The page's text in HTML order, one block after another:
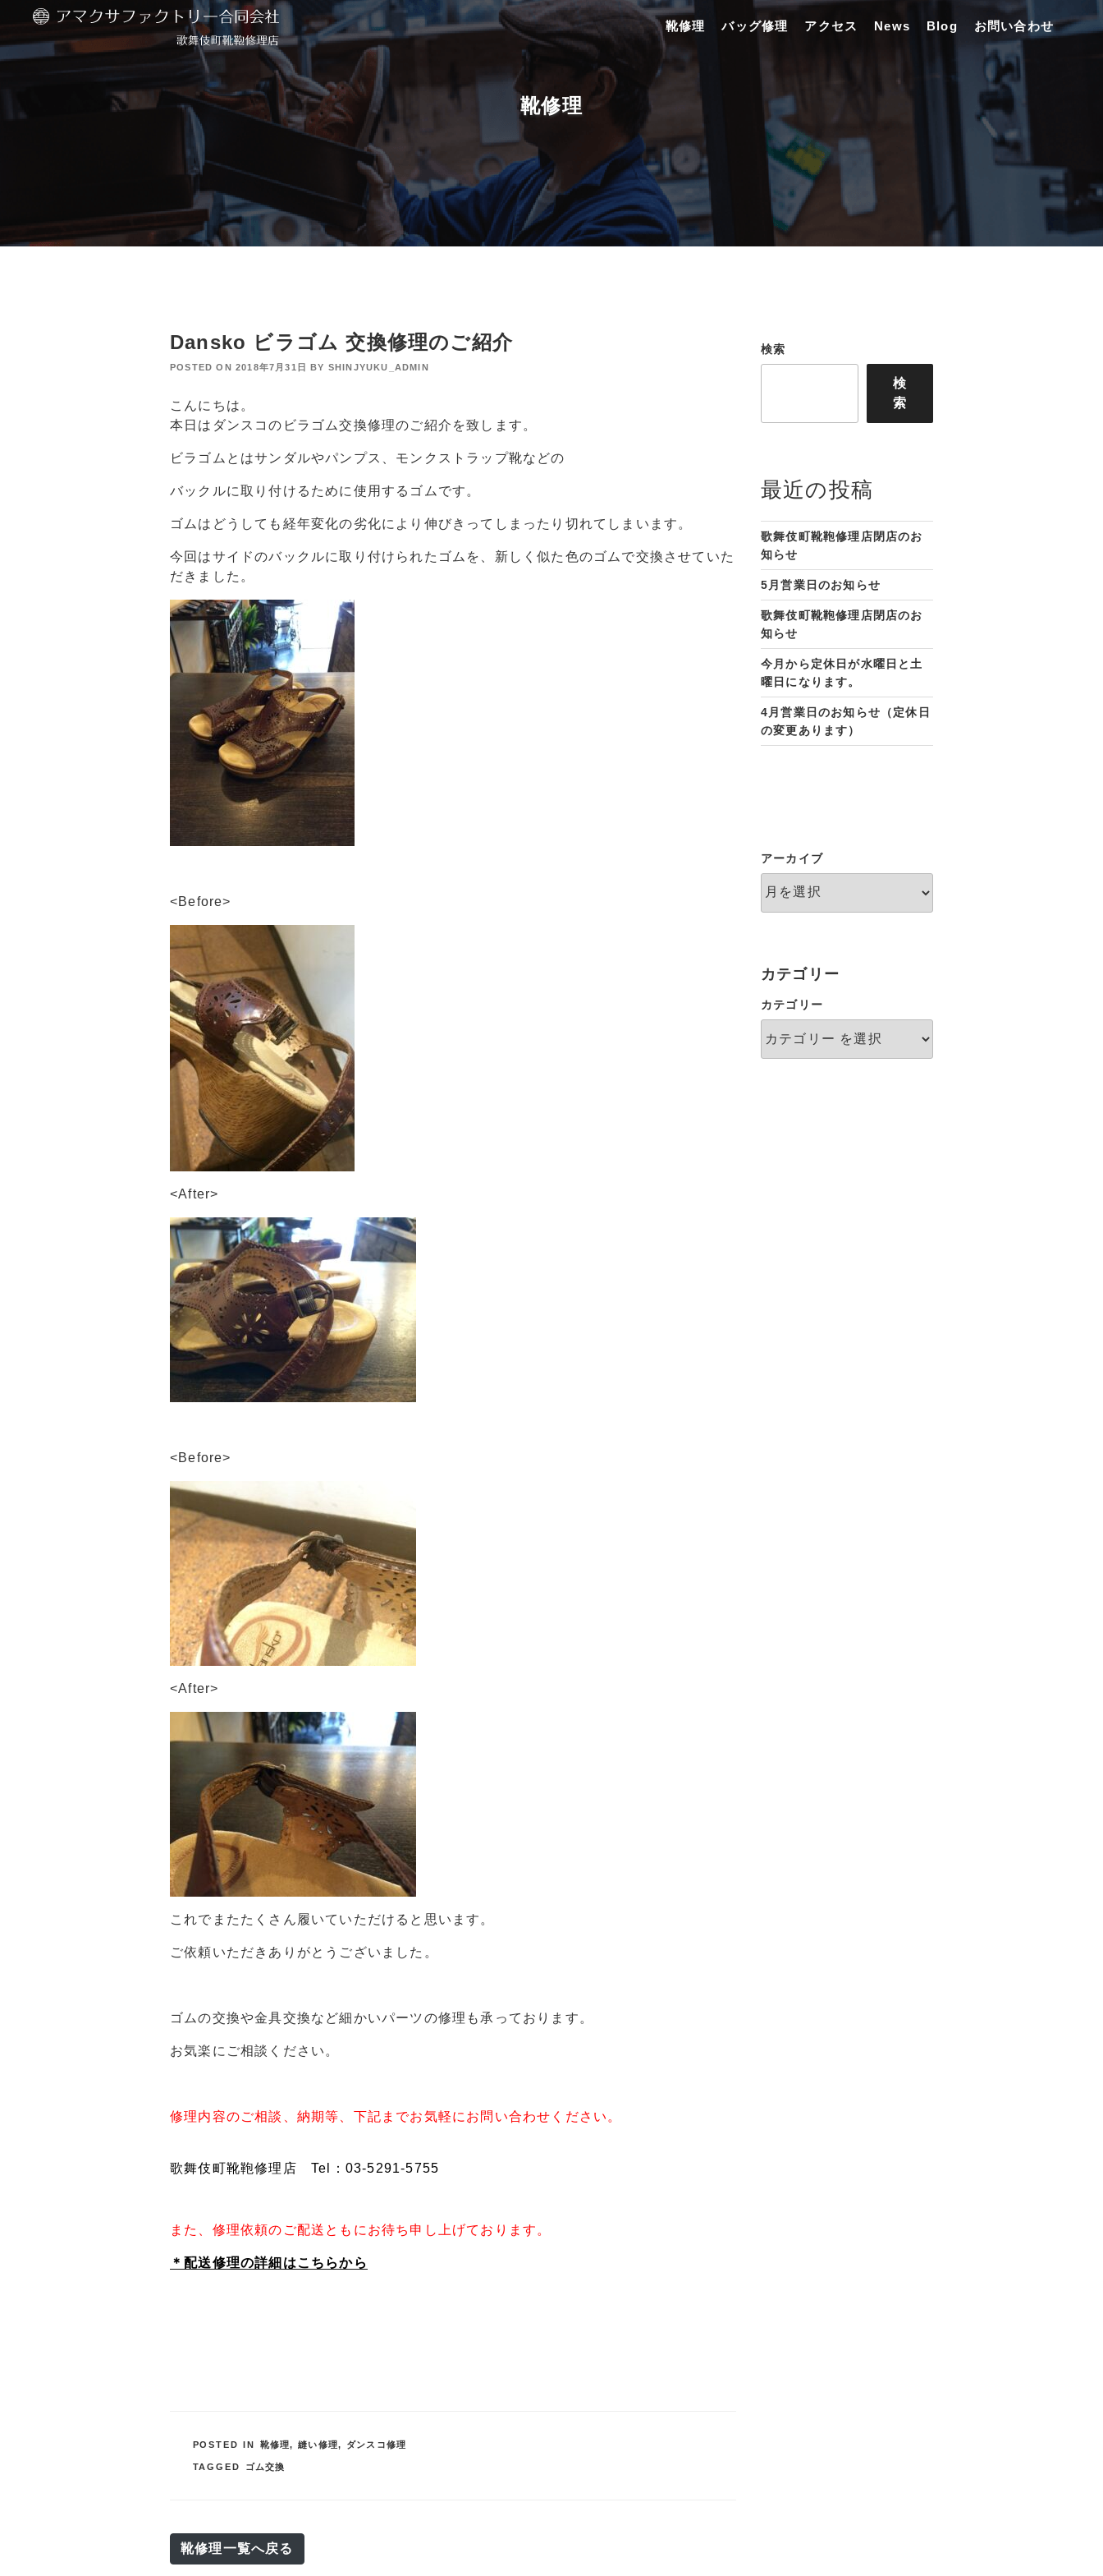
靴修理 バッグ修理 アクセス News Blog お問い合わせ
靴修理
Dansko ビラゴム 交換修理のご紹介
POSTED ON 2018年7月31日 BY SHINJYUKU_ADMIN
こんにちは。
本日はダンスコのビラゴム交換修理のご紹介を致します。
ビラゴムとはサンダルやパンプス、モンクストラップ靴などの
バックルに取り付けるために使用するゴムです。
ゴムはどうしても経年変化の劣化により伸びきってしまったり切れてしまいます。
今回はサイドのバックルに取り付けられたゴムを、新しく似た色のゴムで交換させていた
だきました。
<Before>
<After>
<Before>
<After>
これでまたたくさん履いていただけると思います。
ご依頼いただきありがとうございました。
ゴムの交換や金具交換など細かいパーツの修理も承っております。
お気楽にご相談ください。
修理内容のご相談、納期等、下記までお気軽にお問い合わせください。
歌舞伎町靴鞄修理店 Tel：03-5291-5755
また、修理依頼のご配送ともにお待ち申し上げております。
＊配送修理の詳細はこちらから
POSTED IN 靴修理,縫い修理, ダンスコ修理
TAGGED ゴム交換
靴修理一覧へ戻る
検索
検
索
最近の投稿
歌舞伎町靴鞄修理店閉店のお
知らせ
5月営業日のお知らせ
歌舞伎町靴鞄修理店閉店のお
知らせ
今月から定休日が水曜日と土
曜日になります。
4月営業日のお知らせ（定休日
の変更あります）
アーカイブ
カテゴリー
カテゴリー